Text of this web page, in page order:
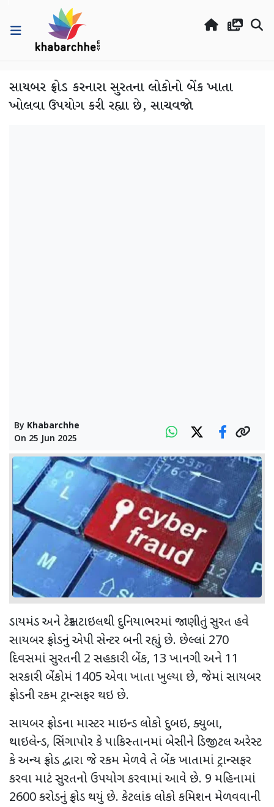
સાયબર ફ્રોડ કરનારા સુરતના લોકોનો બેંક ખાતા
ખોલવા ઉપયોગ કરી રહ્યા છે, સાચવજો
By Khabarchhe
On 25 Jun 2025
ડાયમંડ અને ટેક્સટાઇલથી દુનિયાભરમાં જાણીતું સુરત હવે
સાયબર ફ્રોડનું એપી સેન્ટર બની રહ્યું છે. છેલ્લાં 270
દિવસમાં સુરતની 2 સહકારી બેંક, 13 ખાનગી અને 11
સરકારી બેંકોમં 1405 એવા ખાતા ખુલ્યા છે, જેમાં સાયબર
ફ્રોડની રકમ ટ્રાન્સફર થઇ છે.
સાયબર ફ્રોડના માસ્ટર માઇન્ડ લોકો દુબઇ, ક્યુબા,
થાઇલેન્ડ, સિંગાપોર કે પાકિસ્તાનમાં બેસીને ડિજીટલ અરેસ્ટ
કે અન્ય ફ્રોડ દ્વારા જે રકમ મેળવે તે બેંક ખાતામાં ટ્રાન્સફર
કરવા માટં સુરતનો ઉપયોગ કરવામાં આવે છે. 9 મહિનામાં
2600કરોડનું ફ્રોડ થયું છે. કેટલાંક લોકો કમિશન મેળવવાની